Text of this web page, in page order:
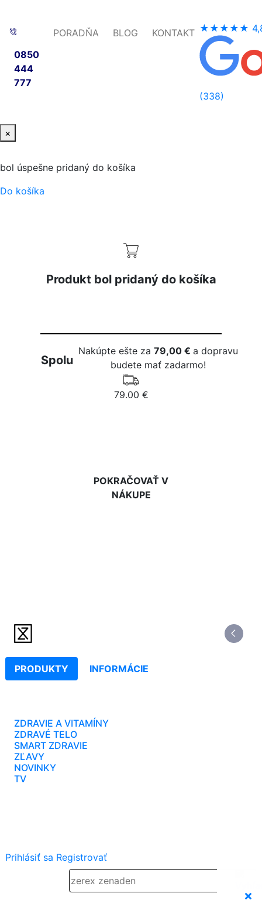
0850
444
777
PORADŇA BLOG KONTAKT ★★★★★
(338)
×
bol úspešne pridaný do košíka
Do košíka
Produkt bol pridaný do košíka
Spolu
Nakúpte ešte za79,00 €a dopravu
budete mať zadarmo!
79.00 €
POKRAČOVAŤ V
NÁKUPE
PRODUKTY INFORMÁCIE
ZDRAVIE A VITAMÍNY
ZDRAVÉ TELO
SMART ZDRAVIE
ZĽAVY
NOVINKY
TV
Prihlásiť sa Registrovať